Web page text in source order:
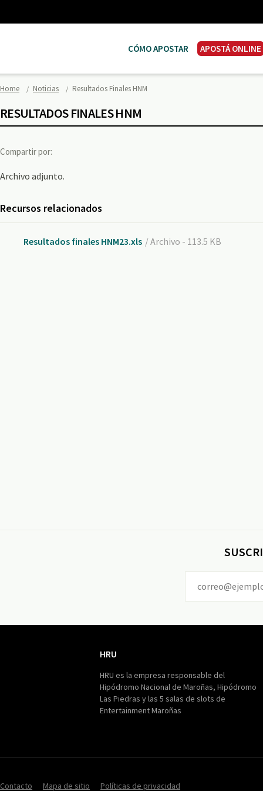
CÓMO APOSTAR APOSTÁ ONLINE
Home Noticias Resultados Finales HNM
RESULTADOS FINALES HNM
Compartir por:
Archivo adjunto.
Recursos relacionados
Resultados finales HNM23.xls / Archivo - 113.5 KB
HRU
HRU es la empresa responsable del
Hipódromo Nacional de Maroñas, Hipódromo
Las Piedras y las 5 salas de slots de
Entertainment Maroñas
Contacto Mapa de sitio Políticas de privacidad